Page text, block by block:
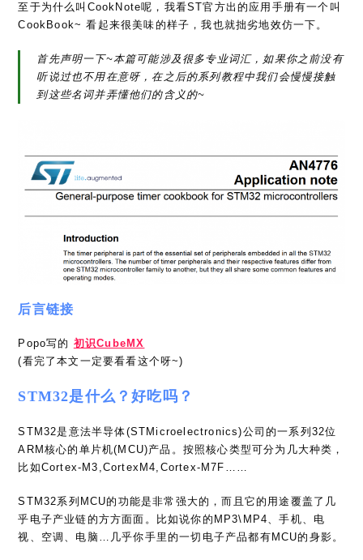
至于为什么叫CookNote呢，我看ST官方出的应用手册有一个叫
CookBook~ 看起来很美味的样子，我也就拙劣地效仿一下。
首先声明一下~本篇可能涉及很多专业词汇，如果你之前没有
听说过也不用在意呀，在之后的系列教程中我们会慢慢接触
到这些名词并弄懂他们的含义的~
后言链接
Popo写的 初识CubeMX
(看完了本文一定要看看这个呀~)
STM32是什么？好吃吗？
STM32是意法半导体(STMicroelectronics)公司的一系列32位
ARM核心的单片机(MCU)产品。按照核心类型可分为几大种类，
比如Cortex-M3,CortexM4,Cortex-M7F……
STM32系列MCU的功能是非常强大的，而且它的用途覆盖了几
乎电子产业链的方方面面。比如说你的MP3\MP4、手机、电
视、空调、电脑…几乎你手里的一切电子产品都有MCU的身影。